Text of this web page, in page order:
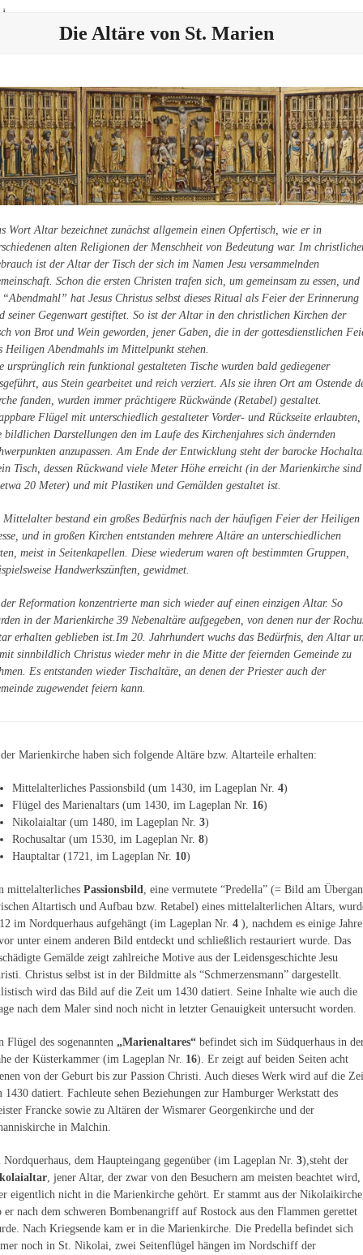
Skip
Open
Close
Die Altäre von St. Marien
Wort Altar bezeichnet zunächst allgemein einen Opfertisch, wie er in
alten Religionen der Menschheit von Bedeutung war. Im
ist der Altar der Tisch der sich im Namen Jesu versammelnden
Schon die ersten Christen trafen sich, um gemeinsam zu essen, und
hat Jesus Christus selbst dieses Ritual als Feier der Erinnerung
seiner Gegenwart gestiftet. So ist der Altar in den christlichen Kirchen der
von Brot und Wein geworden, jener Gaben, die in der gottesdienstlichen
Heiligen Abendmahls im Mittelpunkt stehen.
ursprünglich rein funktional gestalteten Tische wurden bald gediegener
aus Stein gearbeitet und reich verziert. Als sie ihren Ort am Ostende
fanden, wurden immer prächtigere Rückwände (Retabel) gestaltet.
Flügel mit unterschiedlich gestalteter Vorder- und Rückseite erlaubten,
bildlichen Darstellungen den im Laufe des Kirchenjahres sich ändernden
anzupassen. Am Ende der Entwicklung steht der barocke
Tisch, dessen Rückwand viele Meter Höhe erreicht (in der Marienkirche sind
20 Meter) und mit Plastiken und Gemälden gestaltet ist.
Mittelalter bestand ein großes Bedürfnis nach der häufigen Feier der Heiligen
und in großen Kirchen entstanden mehrere Altäre an unterschiedlichen
meist in Seitenkapellen. Diese wiederum waren oft bestimmten Gruppen,
Handwerkszünften, gewidmet.
Reformation konzentrierte man sich wieder auf einen einzigen Altar. So
in der Marienkirche 39 Nebenaltäre aufgegeben, von denen nur der
erhalten geblieben ist.Im 20. Jahrhundert wuchs das Bedürfnis, den Altar
sinnbildlich Christus wieder mehr in die Mitte der feiernden Gemeinde zu
Es entstanden wieder Tischaltäre, an denen der Priester auch der
zugewendet feiern kann.
Marienkirche haben sich folgende Altäre bzw. Altarteile erhalten:
Mittelalterliches Passionsbild (um 1430, im Lageplan Nr. 4)
Flügel des Marienaltars (um 1430, im Lageplan Nr. 16)
Nikolaialtar (um 1480, im Lageplan Nr. 3)
Rochusaltar (um 1530, im Lageplan Nr. 8)
Hauptaltar (1721, im Lageplan Nr. 10)
mittelalterliches Passionsbild
, eine vermutete “Predella” (= Bild am
Altartisch und Aufbau bzw. Retabel) eines mittelalterlichen Altars,
im Nordquerhaus aufgehängt (im Lageplan Nr. 4 ), nachdem es einige Jahre
unter einem anderen Bild entdeckt und schließlich restauriert wurde. Das
Gemälde zeigt zahlreiche Motive aus der Leidensgeschichte Jesu
Christus selbst ist in der Bildmitte als “Schmerzensmann” dargestellt.
wird das Bild auf die Zeit um 1430 datiert. Seine Inhalte wie auch die
nach dem Maler sind noch nicht in letzter Genauigkeit untersucht worden.
Flügel des sogenannten „Marienaltares“ befindet sich im Südquerhaus in
der Küsterkammer (im Lageplan Nr. 16). Er zeigt auf beiden Seiten acht
von der Geburt bis zur Passion Christi. Auch dieses Werk wird auf die
1430 datiert. Fachleute sehen Beziehungen zur Hamburger Werkstatt des
Francke sowie zu Altären der Wismarer Georgenkirche und der
in Malchin.
Nordquerhaus, dem Haupteingang gegenüber (im Lageplan Nr. 3),steht der
, jener Altar, der zwar von den Besuchern am meisten beachtet wird,
eigentlich nicht in die Marienkirche gehört. Er stammt aus der
er nach dem schweren Bombenangriff auf Rostock aus den Flammen gerettet
Nach Kriegsende kam er in die Marienkirche. Die Predella befindet sich
noch in St. Nikolai, zwei Seitenflügel hängen im Nordschiff der